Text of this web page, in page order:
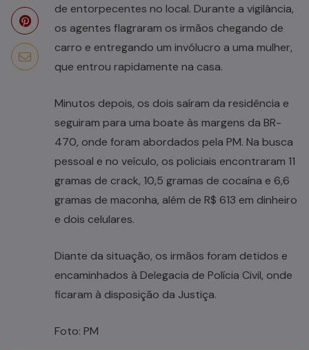
de entorpecentes no local. Durante a vigilância,
os agentes flagraram os irmãos chegando de
carro e entregando um invólucro a uma mulher,
que entrou rapidamente na casa.
Minutos depois, os dois saíram da residência e
seguiram para uma boate às margens da BR-
470, onde foram abordados pela PM. Na busca
pessoal e no veículo, os policiais encontraram 11
gramas de crack, 10,5 gramas de cocaína e 6,6
gramas de maconha, além de R$ 613 em dinheiro
e dois celulares.
Diante da situação, os irmãos foram detidos e
encaminhados à Delegacia de Polícia Civil, onde
ficaram à disposição da Justiça.
Foto: PM